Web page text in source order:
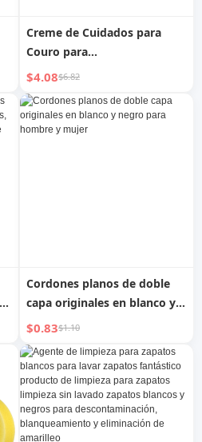
Creme de Cuidados para
Couro para
Impermeabilização e
Limpeza
$4.08$6.82
Cordones planos de doble
capa originales en blanco y
negro para hombre y mujer
$0.83$1.10